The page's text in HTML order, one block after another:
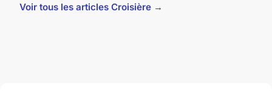
Voir tous les articles Croisière →